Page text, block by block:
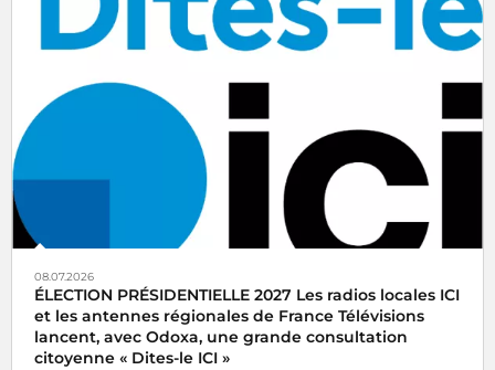
08.07.2026
ÉLECTION PRÉSIDENTIELLE 2027 Les radios locales ICI
et les antennes régionales de France Télévisions
lancent, avec Odoxa, une grande consultation
citoyenne « Dites-le ICI »